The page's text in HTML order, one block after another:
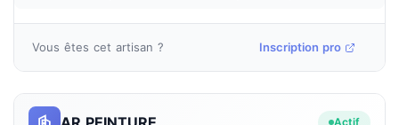
Vous êtes cet artisan ? Inscription pro
Actif